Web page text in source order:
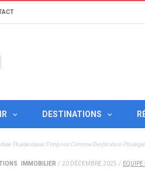
DESTINATIONS
Thaïlandaise S’impose Comme Destination
IMMOBILIER / 20 DÉCEMBRE 2025 /